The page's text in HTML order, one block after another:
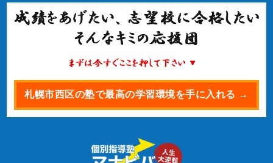
札幌市西区の塾で最高の学習環境を手に入れる →